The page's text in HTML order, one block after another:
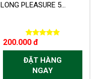
LONG PLEASURE 5...
200.000 đ
ĐẶT HÀNG
NGAY